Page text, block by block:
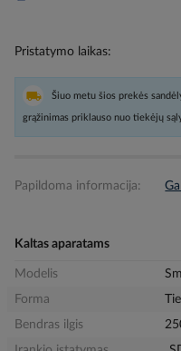
Pristatymo laikas
Šiuo metu šios prekės
grąžinimas priklauso nuo tiekėjų
Papildoma informacija:
Kaltas aparatams
Modelis
Forma
Bendras ilgis